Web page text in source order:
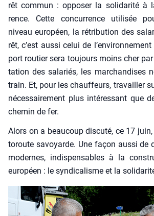
rêt com­mun : oppo­ser la soli­da­ri­té à
rence. Cette concur­rence uti­li­sée
niveau euro­péen, la rétri­bu­tion des
rêt, c’est aus­si celui de
port rou­tier sera tou­jours moins cher
ta­tion des sala­riés, les mar­chan­dises
train. Et, pour les chauf­feurs, tra­vailler
néces­sai­re­ment plus inté­res­sant que
che­min de fer.
Alors on a beau­coup dis­cu­té, ce 17
to­route savoyarde. Une façon aus­si de
modernes, indis­pen­sables à la
euro­péen : le syn­di­ca­lisme et la